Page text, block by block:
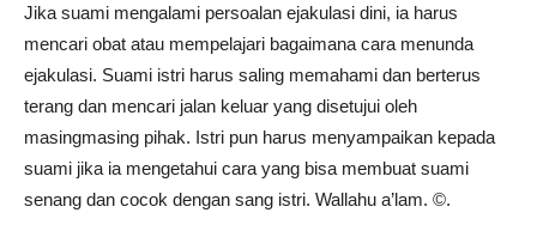
Jika suami mengalami persoalan ejakulasi dini, ia harus
mencari obat atau mempelajari bagaimana cara menunda
ejakulasi. Suami istri harus saling memahami dan berterus
terang dan mencari jalan keluar yang disetujui oleh
masingmasing pihak. Istri pun harus menyampaikan kepada
suami jika ia mengetahui cara yang bisa membuat suami
senang dan cocok dengan sang istri. Wallahu a’lam. ©️.